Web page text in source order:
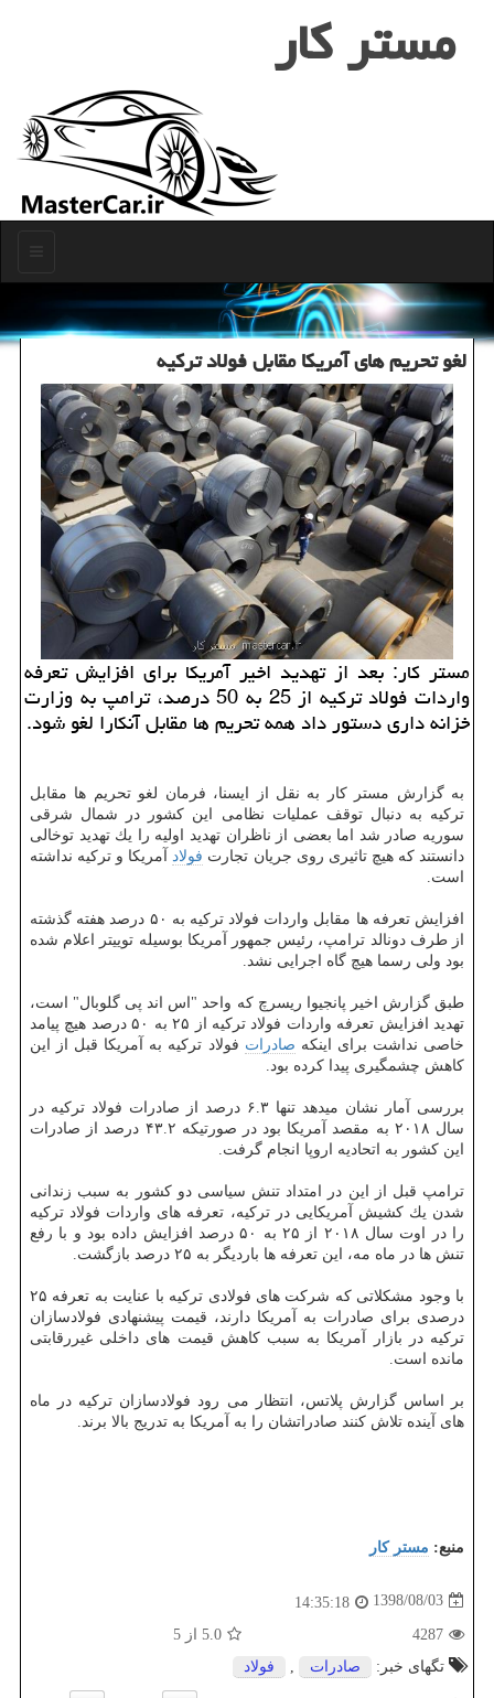
مستر كار
لغو تحریم های آمریكا مقابل فولاد تركیه
مستر كار: بعد از تهدید اخیر آمریكا برای افزایش تعرفه
واردات فولاد تركیه از 25 به 50 درصد، ترامپ به وزارت
خزانه داری دستور داد همه تحریم ها مقابل آنكارا لغو شود.
به گزارش مستر كار به نقل از ایسنا، فرمان لغو تحریم ها مقابل
تركیه به دنبال توقف عملیات نظامی این كشور در شمال شرقی
سوریه صادر شد اما بعضی از ناظران تهدید اولیه را یك تهدید توخالی
دانستند كه هیچ تاثیری روی جریان تجارت فولادآمریكا و تركیه نداشته
است.
افزایش تعرفه ها مقابل واردات فولاد تركیه به ۵۰ درصد هفته گذشته
از طرف دونالد ترامپ، رئیس جمهور آمریكا بوسیله توییتر اعلام شده
بود ولی رسما هیچ گاه اجرایی نشد.
طبق گزارش اخیر پانجیوا ریسرچ كه واحد "اس اند پی گلوبال" است،
تهدید افزایش تعرفه واردات فولاد تركیه از ۲۵ به ۵۰ درصد هیچ پیامد
خاصی نداشت برای اینكه صادرات فولاد تركیه به آمریكا قبل از این
كاهش چشمگیری پیدا كرده بود.
بررسی آمار نشان میدهد تنها ۶.۳ درصد از صادرات فولاد تركیه در
سال ۲۰۱۸ به مقصد آمریكا بود در صورتیكه ۴۳.۲ درصد از صادرات
این كشور به اتحادیه اروپا انجام گرفت.
ترامپ قبل از این در امتداد تنش سیاسی دو كشور به سبب زندانی
شدن یك كشیش آمریكایی در تركیه، تعرفه های واردات فولاد تركیه
را در اوت سال ۲۰۱۸ از ۲۵ به ۵۰ درصد افزایش داده بود و با رفع
تنش ها در ماه مه، این تعرفه ها باردیگر به ۲۵ درصد بازگشت.
با وجود مشكلاتی كه شركت های فولادی تركیه با عنایت به تعرفه ۲۵
درصدی برای صادرات به آمریكا دارند، قیمت پیشنهادی فولادسازان
تركیه در بازار آمریكا به سبب كاهش قیمت های داخلی غیررقابتی
مانده است.
بر اساس گزارش پلاتس، انتظار می رود فولادسازان تركیه در ماه
های آینده تلاش كنند صادراتشان را به آمریكا به تدریج بالا برند.
منبع: مستر كار
1398/08/03
14:35:18
4287
5.0 از 5
تگهای خبر:
صادرات فولاد